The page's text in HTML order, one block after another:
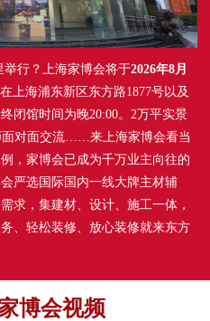
举行？上海家博会将于2026年8月
在上海浦东新区东方路1877号以及
闭馆时间为晚20:00。2万平实景
面对面交流……来上海家博会看当
，家博会已成为千万业主向往的
严选国际国内一线大牌主材辅
求，集建材、设计、施工一体，
、轻松装修、放心装修就来东方
博会视频